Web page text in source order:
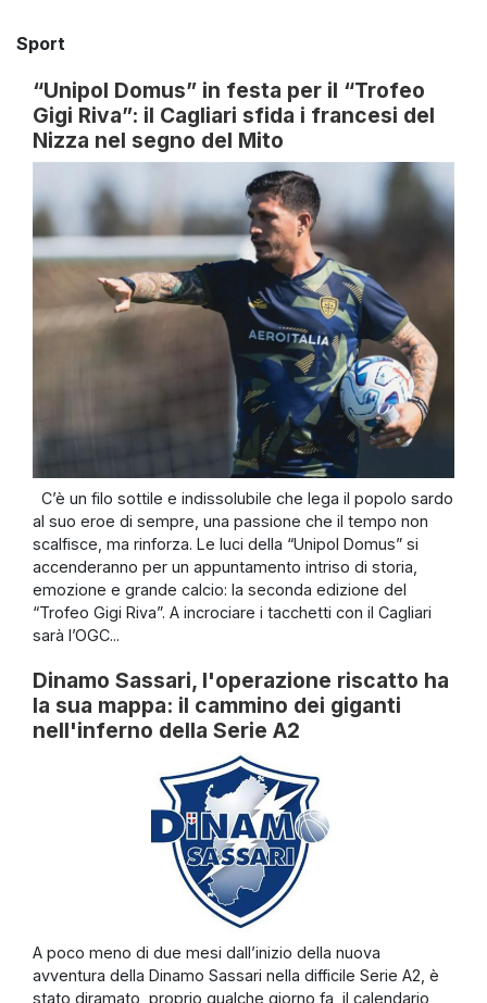
Sport
“Unipol Domus” in festa per il “Trofeo
Gigi Riva”: il Cagliari sfida i francesi del
Nizza nel segno del Mito
C’è un filo sottile e indissolubile che lega il popolo sardo
al suo eroe di sempre, una passione che il tempo non
scalfisce, ma rinforza. Le luci della “Unipol Domus” si
accenderanno per un appuntamento intriso di storia,
emozione e grande calcio: la seconda edizione del
“Trofeo Gigi Riva”. A incrociare i tacchetti con il Cagliari
sarà l’OGC...
Dinamo Sassari, l'operazione riscatto ha
la sua mappa: il cammino dei giganti
nell'inferno della Serie A2
A poco meno di due mesi dall’inizio della nuova
avventura della Dinamo Sassari nella difficile Serie A2, è
stato diramato, proprio qualche giorno fa, il calendario